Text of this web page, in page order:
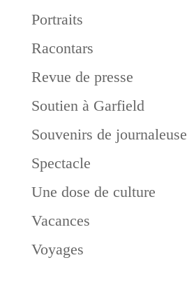
Portraits
Racontars
Revue de presse
Soutien à Garfield
Souvenirs de journaleuse
Spectacle
Une dose de culture
Vacances
Voyages